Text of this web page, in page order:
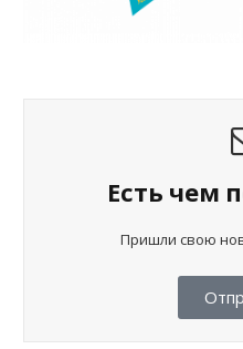
Есть чем
Пришли свою